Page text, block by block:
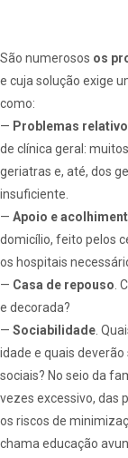
São numerosos os
e cuja solução exige
como:
— Problemas
de clínica geral:
geriatras e, até, dos
insuficiente.
— Apoio e
domicílio, feito pelos
os hospitais
— Casa de repouso .
e decorada?
— Sociabilidade .
idade e quais
sociais? No seio da
vezes excessivo, das
os riscos de
chama educação